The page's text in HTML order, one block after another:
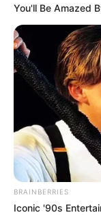
You'll Be Amazed
BRAINBERRIES
Iconic '90s